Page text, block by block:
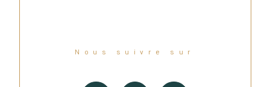
Nous suivre sur